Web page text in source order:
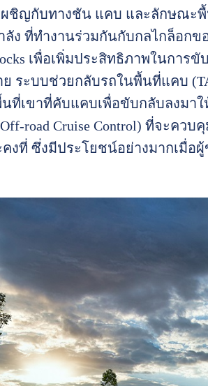
ผชิญกับทางชัน แคบ และลักษณะ
ลัง ที่ทำงานร่วมกันกับกลไกล็อก
เพื่อเพิ่มประสิทธิภาพในการ
ย ระบบช่วยกลับรถในพื้นที่แคบ
ที่เขาที่คับแคบเพื่อขับกลับลงมา
road Cruise Control) ที่จะคว
คงที่ ซึ่งมีประโยชน์อย่างมากเมื่